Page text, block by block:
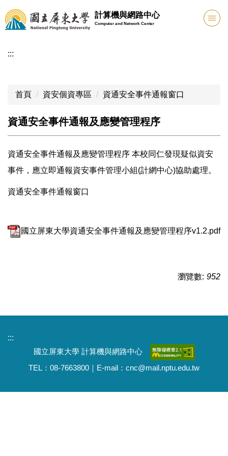
跳
到
主
內
計算機與網路中心
Computer and Network Center
:::
首頁 資安個資專區 資通安全事件通報窗口
資通安全事件通報及應變管理程序
資通安全事件通報及應變管理程序 本校同仁發現疑似資安
事件，應立即通報資安事件管理小組(計網中心)協助處理。
資通安全事件通報窗口
國立屏東大學資通安全事件通報及應變管理程序v1.2.pdf
瀏覽數: 952
:::
國立屏東大學 計算機與網路中心
TEL：08-7663800｜E-mail：cnc@mail.nptu.edu.tw